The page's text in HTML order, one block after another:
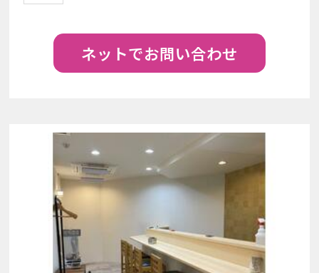
ネットでお問い合わせ